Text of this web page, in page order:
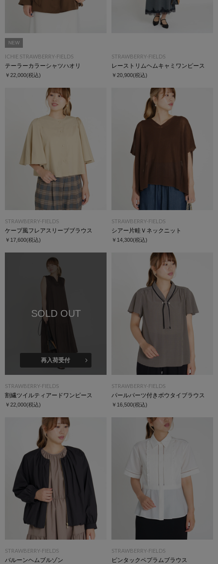
NEW
ICHIE STRAWBERRY-FIELDS
テーラーカラーシャツハオリ
￥22,000(税込)
STRAWBERRY-FIELDS
レーストリムヘムキャミワンピース
￥20,900(税込)
STRAWBERRY-FIELDS
ケープ風フレアスリーブブラウス
￥17,600(税込)
STRAWBERRY-FIELDS
シアー片畦Ｖネックニット
￥14,300(税込)
SOLD OUT
再入荷受付
STRAWBERRY-FIELDS
割繊ツイルティアードワンピース
￥22,000(税込)
STRAWBERRY-FIELDS
パールパーツ付きボウタイブラウス
￥16,500(税込)
STRAWBERRY-FIELDS
バルーンヘムブルゾン
STRAWBERRY-FIELDS
ピンタックペプラムブラウス